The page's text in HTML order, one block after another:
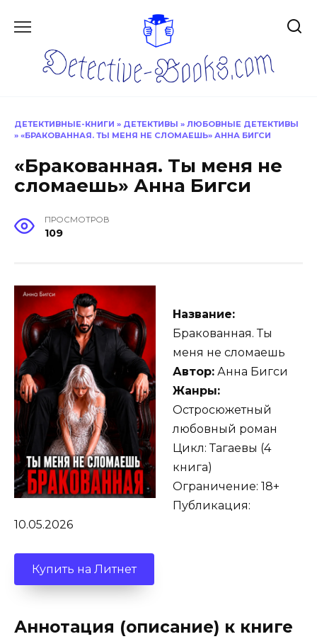
ДЕТЕКТИВНЫЕ-КНИГИ » ДЕТЕКТИВЫ » ЛЮБОВНЫЕ ДЕТЕКТИВЫ
» «БРАКОВАННАЯ. ТЫ МЕНЯ НЕ СЛОМАЕШЬ» АННА БИГСИ
«Бракованная. Ты меня не
сломаешь» Анна Бигси
ПРОСМОТРОВ
109
Название:
Бракованная. Ты
меня не сломаешь
Автор: Анна Бигси
Жанры:
Остросюжетный
любовный роман
Цикл: Тагаевы (4
книга)
Ограничение: 18+
Публикация:
10.05.2026
Купить на Литнет
Аннотация (описание) к книге